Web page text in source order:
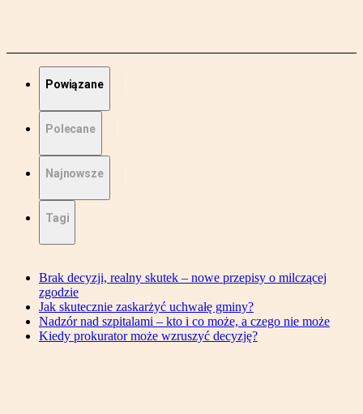
Powiązane
Polecane
Najnowsze
Tagi
Brak decyzji, realny skutek – nowe przepisy o milczącej
zgodzie
Jak skutecznie zaskarżyć uchwałę gminy?
Nadzór nad szpitalami – kto i co może, a czego nie może
Kiedy prokurator może wzruszyć decyzję?